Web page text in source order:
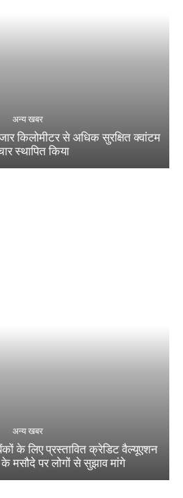
अन्य खबर
किलोमीटर से अधिक सुरक्षित क्वांटम
स्थापित किया
अन्य खबर
के लिए प्रस्तावित क्रेडिट वैल्यूएशन
मसौदे पर लोगों से सुझाव मांगे